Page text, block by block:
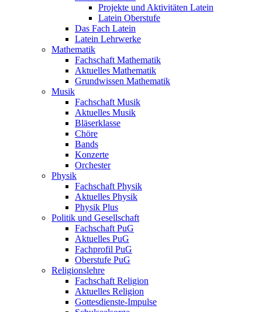
Projekte und Aktivitäten Latein
Latein Oberstufe
Das Fach Latein
Latein Lehrwerke
Mathematik
Fachschaft Mathematik
Aktuelles Mathematik
Grundwissen Mathematik
Musik
Fachschaft Musik
Aktuelles Musik
Bläserklasse
Chöre
Bands
Konzerte
Orchester
Physik
Fachschaft Physik
Aktuelles Physik
Physik Plus
Politik und Gesellschaft
Fachschaft PuG
Aktuelles PuG
Fachprofil PuG
Oberstufe PuG
Religionslehre
Fachschaft Religion
Aktuelles Religion
Gottesdienste-Impulse